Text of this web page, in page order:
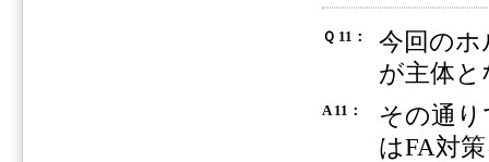
Ｑ 11：
今回のホ
が主体
A 11：
その通
はFA対